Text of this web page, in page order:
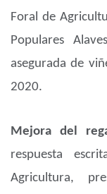
Foral de
Populares
asegurada de
2020.
Mejora del
respuesta
Agricultura,